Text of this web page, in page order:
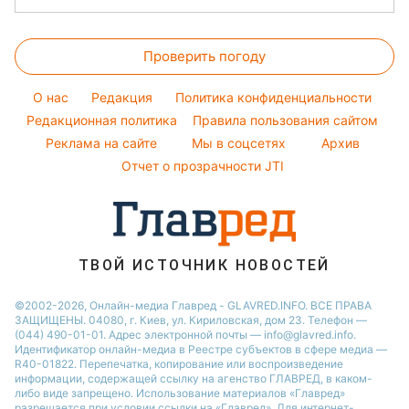
Новости Львова
Новости Днепра
Новости Харькова
Филипп Киркоров
Елена Зеленская
Ани Лорак
Кейт Миддлтон
Красивый маникюр
Модные ошибки
Советы от Андре Тана
Комнатные растения
Уборка
Авто
Денежная помощь
Тарифы
Курс валют
Проверить погоду
O нас Редакция
Политика конфиденциальности
Редакционная политика
Правила пользования сайтом
Реклама на сайте
Мы в соцсетях
Архив
Отчет о прозрачности JTI
ТВОЙ ИСТОЧНИК НОВОСТЕЙ
©2002-2026, Онлайн-медиа Главред - GLAVRED.INFO. ВСЕ ПРАВА
ЗАЩИЩЕНЫ. 04080, г. Киев, ул. Кириловская, дом 23. Телефон —
(044) 490-01-01. Адрес электронной почты — info@glavred.info.
Идентификатор онлайн-медиа в Реестре cубъектов в сфере медиа —
R40-01822. Перепечатка, копирование или воспроизведение
информации, содержащей ссылку на агенство ГЛАВРЕД, в каком-
либо виде запрещено. Использование материалов «Главред»